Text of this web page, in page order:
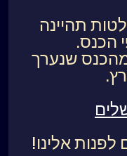
תהיינה
הכנס.
שנערך
אלינו!